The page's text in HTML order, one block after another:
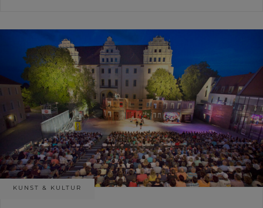
KUNST & KULTUR